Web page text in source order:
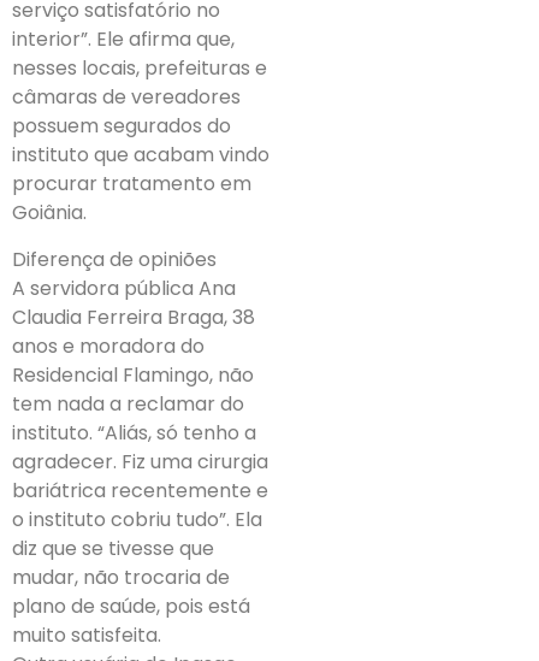
serviço satisfatório no
interior”. Ele afirma que,
nesses locais, prefeituras e
câmaras de vereadores
possuem segurados do
instituto que acabam vindo
procurar tratamento em
Goiânia.
Diferença de opiniões
A servidora pública Ana
Claudia Ferreira Braga, 38
anos e moradora do
Residencial Flamingo, não
tem nada a reclamar do
instituto. “Aliás, só tenho a
agradecer. Fiz uma cirurgia
bariátrica recentemente e
o instituto cobriu tudo”. Ela
diz que se tivesse que
mudar, não trocaria de
plano de saúde, pois está
muito satisfeita.